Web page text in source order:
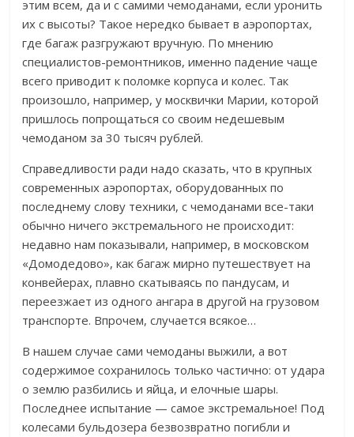
этим всем, да и с самими чемоданами, если уронить
их с высоты? Такое нередко бывает в аэропортах,
где багаж разгружают вручную. По мнению
специалистов-ремонтников, именно падение чаще
всего приводит к поломке корпуса и колес. Так
произошло, например, у москвички Марии, которой
пришлось попрощаться со своим недешевым
чемоданом за 30 тысяч рублей.
Справедливости ради надо сказать, что в крупных
современных аэропортах, оборудованных по
последнему слову техники, с чемоданами все-таки
обычно ничего экстремального не происходит:
недавно нам показывали, например, в московском
«Домодедово», как багаж мирно путешествует на
конвейерах, плавно скатываясь по пандусам, и
переезжает из одного ангара в другой на грузовом
транспорте. Впрочем, случается всякое…
В нашем случае сами чемоданы выжили, а вот
содержимое сохранилось только частично: от удара
о землю разбились и яйца, и елочные шары.
Последнее испытание — самое экстремальное! Под
колесами бульдозера безвозвратно погибли и